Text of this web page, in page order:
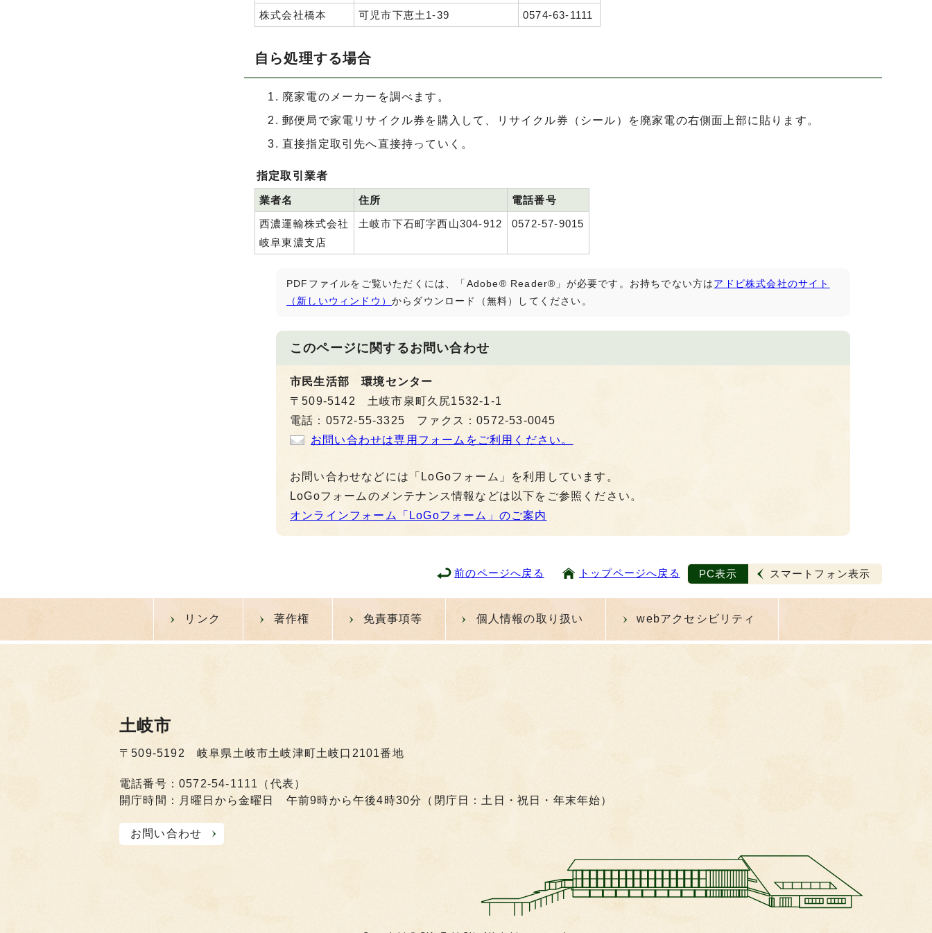
株式会社橋本
可児市下恵土1-39 0574-63-1111
自ら処理する場合
廃家電のメーカーを調べます。
郵便局で家電リサイクル券を購入して、リサイクル券（シール）を廃家電の右側面上部に貼ります。
直接指定取引先へ直接持っていく。
指定取引業者
業者名 住所
電話番号
西濃運輸株式会社
岐阜東濃支店
土岐市下石町字西山304-912 0572-57-9015
PDFファイルをご覧いただくには、「Adobe® Reader®」が必要です。お持ちでない方はアドビ株式会社のサイト
（新しいウィンドウ） からダウンロード（無料）してください。
このページに関するお問い合わせ
市民生活部 環境センター
〒509-5142 土岐市泉町久尻1532-1-1
電話：0572-55-3325 ファクス：0572-53-0045
お問い合わせは専用フォームをご利用ください。
お問い合わせなどには「LoGoフォーム」を利用しています。
LoGoフォームのメンテナンス情報などは以下をご参照ください。
オンラインフォーム「LoGoフォーム」のご案内
前のページへ戻る トップページへ戻る PC表示 スマートフォン表示
リンク 著作権 免責事項等 個人情報の取り扱い webアクセシビリティ
土岐市
〒509-5192 岐阜県土岐市土岐津町土岐口2101番地
電話番号：0572-54-1111（代表）
開庁時間：月曜日から金曜日 午前9時から午後4時30分（閉庁日：土日・祝日・年末年始）
お問い合わせ